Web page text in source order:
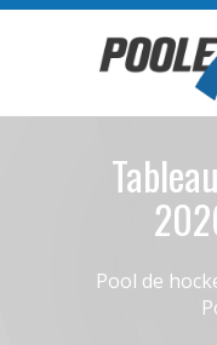
Pool de